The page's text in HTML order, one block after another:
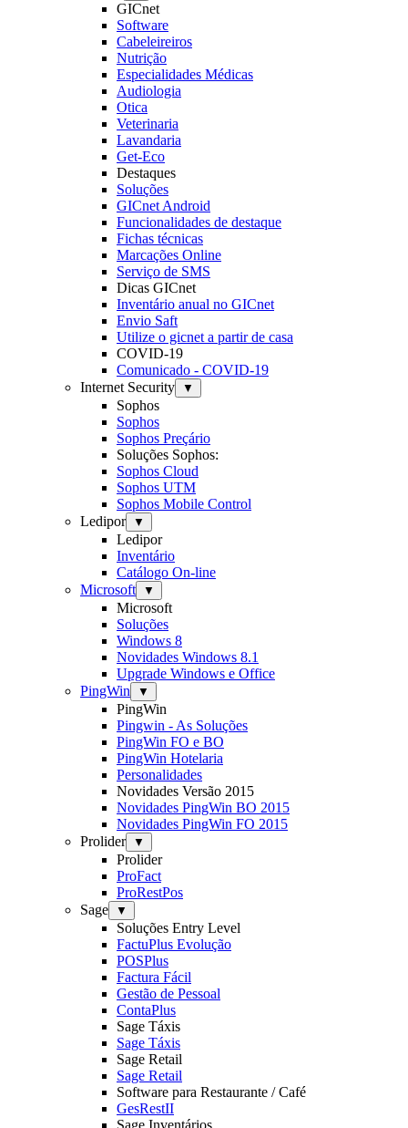
GICnet
Software
Cabeleireiros
Nutrição
Especialidades Médicas
Audiologia
Otica
Veterinaria
Lavandaria
Get-Eco
Destaques
Soluções
GICnet Android
Funcionalidades de destaque
Fichas técnicas
Marcações Online
Serviço de SMS
Dicas GICnet
Inventário anual no GICnet
Envio Saft
Utilize o gicnet a partir de casa
COVID-19
Comunicado - COVID-19
Internet Security
▼
Sophos
Sophos
Sophos Preçário
Soluções Sophos:
Sophos Cloud
Sophos UTM
Sophos Mobile Control
Ledipor
▼
Ledipor
Inventário
Catálogo On-line
Microsoft
▼
Microsoft
Soluções
Windows 8
Novidades Windows 8.1
Upgrade Windows e Office
PingWin
▼
PingWin
Pingwin - As Soluções
PingWin FO e BO
PingWin Hotelaria
Personalidades
Novidades Versão 2015
Novidades PingWin BO 2015
Novidades PingWin FO 2015
Prolider
▼
Prolider
ProFact
ProRestPos
Sage
▼
Soluções Entry Level
FactuPlus Evolução
POSPlus
Factura Fácil
Gestão de Pessoal
ContaPlus
Sage Táxis
Sage Táxis
Sage Retail
Sage Retail
Software para Restaurante / Café
GesRestII
Sage Inventários